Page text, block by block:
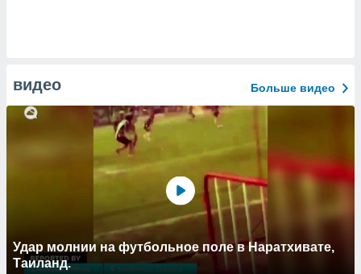
видео Больше видео
Удар молнии на футбольное поле в Наратхивате,
Таиланд.